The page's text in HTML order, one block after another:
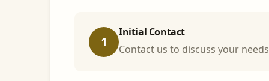
1
Initial Contact
Contact us to discuss your needs